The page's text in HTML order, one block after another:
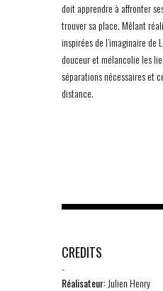
doit apprendre à affronter
trouver sa place. Mêlant
inspirées de l’imaginaire de
douceur et mélancolie les
séparations nécessaires et
distance.
CREDITS
-
Réalisateur:Julien Henry